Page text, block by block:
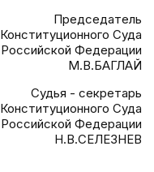
Председатель
Конституционного Суда
Российской Федерации
М.В.БАГЛАЙ
Судья - секретарь
Конституционного Суда
Российской Федерации
Н.В.СЕЛЕЗНЕВ